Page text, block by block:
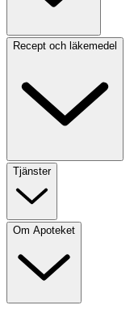
Recept och läkemedel
Tjänster
Om Apoteket